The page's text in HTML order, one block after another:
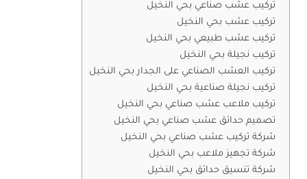
تركيب عشب صناعي بحي النخيل
تركيب عشب بحي النخيل
تركيب عشب طبيعي بحي النخيل
تركيب نجيلة بحي النخيل
تركيب العشب الصناعي على الجدار بحي النخيل
تركيب نجيلة صناعية بحي النخيل
تركيب ملاعب عشب صناعي بحي النخيل
تصميم حدائق عشب صناعي بحي النخيل
شركة تركيب عشب صناعي بحي النخيل
شركة تجهيز ملاعب بحي النخيل
شركة تنسيق حدائق بحي النخيل